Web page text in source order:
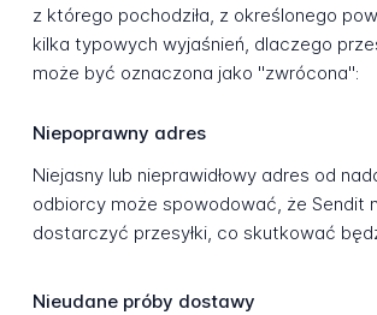
z którego pochodziła, z określonego
kilka typowych wyjaśnień, dlaczego
może być oznaczona jako "zwrócona":
Niepoprawny adres
Niejasny lub nieprawidłowy adres od
odbiorcy może spowodować, że Sendit
dostarczyć przesyłki, co skutkować
Nieudane próby dostawy